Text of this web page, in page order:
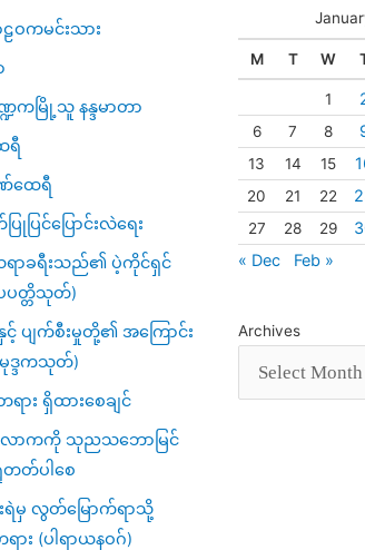
ဝကမင်းသား
ကမြို့သူ နန္ဒမာတာ
ရီ
ထေရီ
ပြင်ပြောင်းလဲရေး
ာခရီးသည်၏ ပဲ့ကိုင်ရှင်
ပတ္တိသုတ်)
င့် ပျက်စီးမှုတို့၏ အကြောင်း
မုဒ္ဒကသုတ်)
ရား ရှိထားစေချင်
ောကကို သုညသဘောမြင်
တတ်ပါစေ
မှ လွတ်မြောက်ရာသို့
ား (ပါရာယနဝဂ်)
M T W
1
6
7 8
13
14 15
20
21 22
27
28 29
« Dec Feb »
Archives